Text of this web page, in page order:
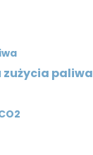
paliwa